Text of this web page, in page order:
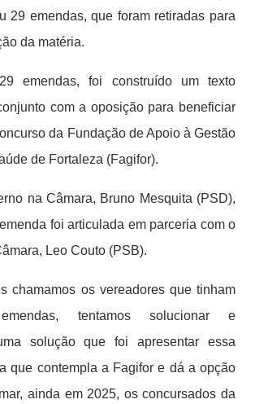
29 emendas, que foram retiradas para
da matéria.
emendas, foi construído um texto
com a oposição para beneficiar
da Fundação de Apoio à Gestão
de Fortaleza (Fagifor).
na Câmara, Bruno Mesquita (PSD),
foi articulada em parceria com o
Leo Couto (PSB).
chamamos os vereadores que tinham
tentamos solucionar e
solução que foi apresentar essa
que contempla a Fagifor e dá a opção
ainda em 2025, os concursados da